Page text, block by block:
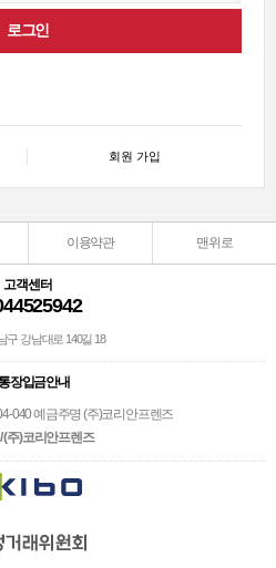
회원 가입
이용약관 맨위로
고객센터
구 강남대로 140길 18
장입금안내
040 예금주명 (주)코리안프렌즈
(주)코리안프렌즈